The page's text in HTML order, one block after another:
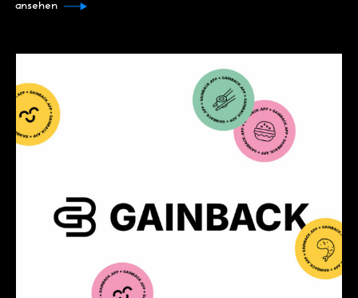
ansehen